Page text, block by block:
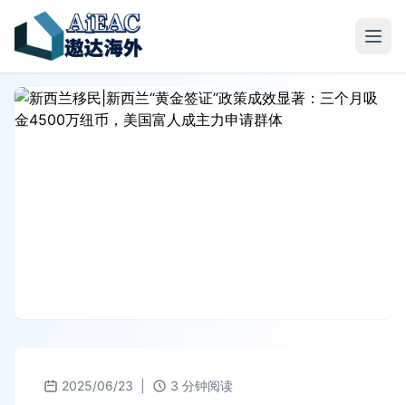
2025/06/23 3 分钟阅读